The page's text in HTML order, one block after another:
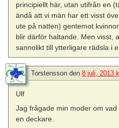
principiellt här, utan utifrån en
ändå att vi män har ett visst
ute på natten) gentemot
blir därför haltande. Men visst,
sannolikt till ytterligare rädsla i
Torstensson den 8 juli, 2013
Ulf
Jag frågade min moder om
en deckare.